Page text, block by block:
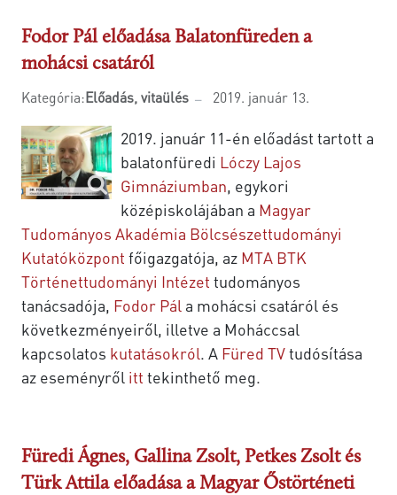
Fodor Pál előadása Balatonfüreden a
mohácsi csatáról
Kategória:Előadás, vitaülés 2019. január 13.
2019. január 11-én előadást tartott a
balatonfüredi Lóczy Lajos
Gimnáziumban, egykori
középiskolájában a Magyar
Tudományos Akadémia Bölcsészettudományi
Kutatóközpont főigazgatója, az MTA BTK
Történettudományi Intézet tudományos
tanácsadója, Fodor Pál a mohácsi csatáról és
következményeiről, illetve a Moháccsal
kapcsolatos kutatásokról. A Füred TVtudósítása
az eseményről itt tekinthető meg.
Füredi Ágnes, Gallina Zsolt, Petkes Zsolt és
Türk Attila előadása a Magyar Őstörténeti